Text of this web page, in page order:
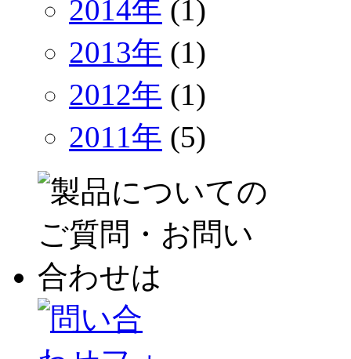
2014年 (1)
2013年 (1)
2012年 (1)
2011年 (5)